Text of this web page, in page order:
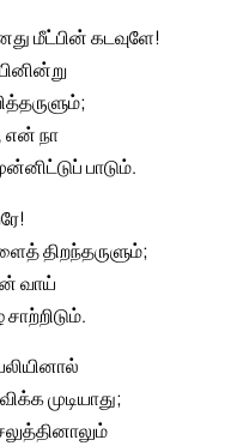
மீட்பின் கடவுளே!
என் நா
பாடும்.
திறந்தருளும்;
வாய்
சாற்றிடும்.
முடியாது;